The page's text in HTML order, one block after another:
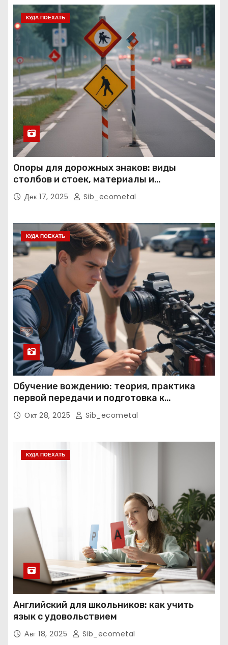
КУДА ПОЕХАТЬ
Опоры для дорожных знаков: виды
столбов и стоек, материалы и
нормативные требования
Дек 17, 2025 Sib_ecometal
КУДА ПОЕХАТЬ
Обучение вождению: теория, практика
первой передачи и подготовка к
экзаменам
Окт 28, 2025 Sib_ecometal
КУДА ПОЕХАТЬ
Английский для школьников: как учить
язык с удовольствием
Авг 18, 2025 Sib_ecometal